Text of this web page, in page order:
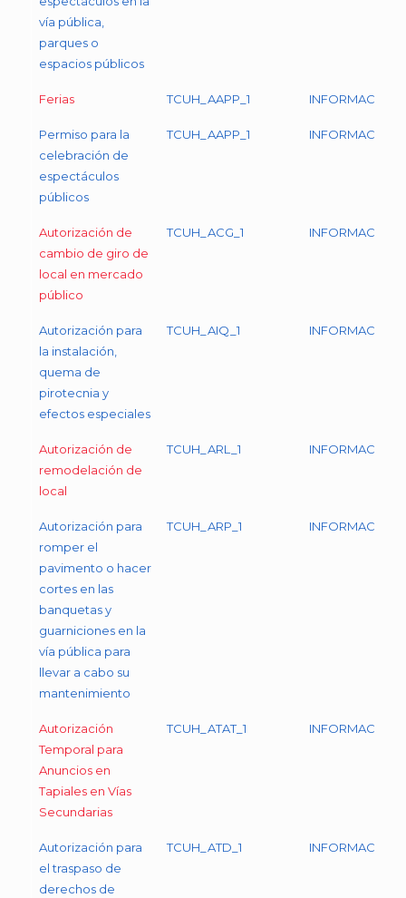
vía pública,
parques o
espacios públicos
Ferias TCUH_AAPP_1 INFORMACIÓN
Permiso para la
celebración de
espectáculos
públicos
TCUH_AAPP_1 INFORMACIÓN
Autorización de
cambio de giro de
local en mercado
público
TCUH_ACG_1 INFORMACIÓN
Autorización para
la instalación,
quema de
pirotecnia y
efectos especiales
TCUH_AIQ_1 INFORMACIÓN
Autorización de
remodelación de
local
TCUH_ARL_1 INFORMACIÓN
Autorización para
romper el
pavimento o hacer
cortes en las
banquetas y
guarniciones en la
vía pública para
llevar a cabo su
mantenimiento
TCUH_ARP_1 INFORMACIÓN
Autorización
Temporal para
Anuncios en
Tapiales en Vías
Secundarias
TCUH_ATAT_1 INFORMACIÓN
Autorización para
el traspaso de
derechos de
TCUH_ATD_1 INFORMACIÓN